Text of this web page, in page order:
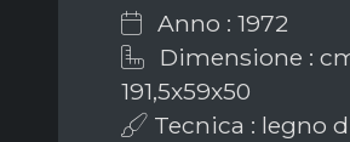
Anno : 1972
Dimensione :
191,5x59x50
Tecnica : legno